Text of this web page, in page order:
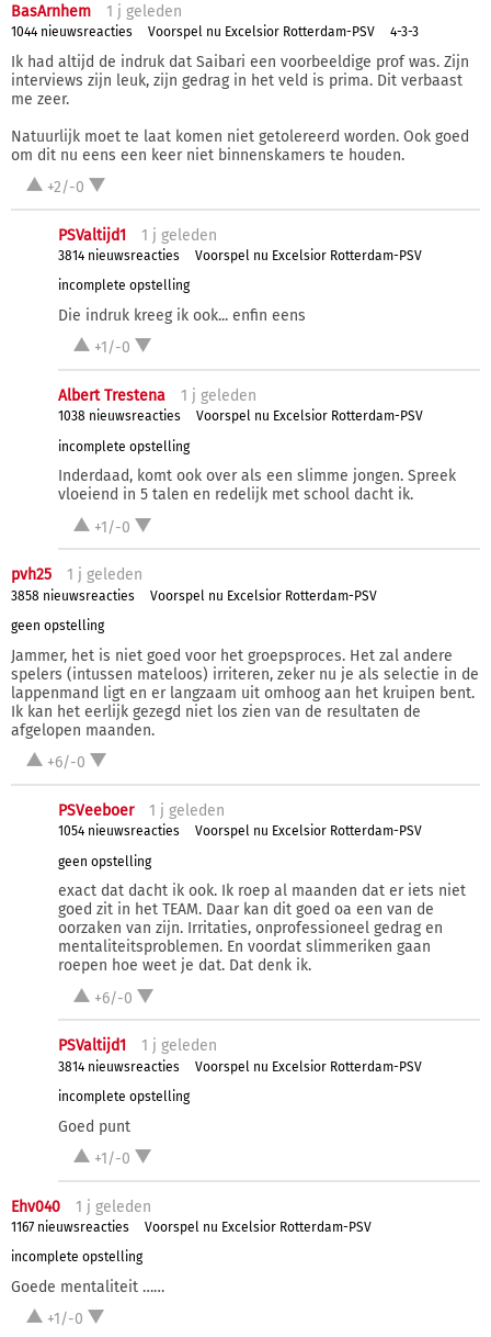
BasArnhem 1 j geleden
1044 nieuwsreacties Voorspel nu Excelsior Rotterdam-PSV 4-3-3
Ik had altijd de indruk dat Saibari een voorbeeldige prof was. Zijn
interviews zijn leuk, zijn gedrag in het veld is prima. Dit verbaast
me zeer.
Natuurlijk moet te laat komen niet getolereerd worden. Ook goed
om dit nu eens een keer niet binnenskamers te houden.
+2/-0
PSValtijd1 1 j geleden
3814 nieuwsreacties
Voorspel nu Excelsior Rotterdam-PSV
incomplete opstelling
Die indruk kreeg ik ook... enfin eens
+1/-0
Albert Trestena 1 j geleden
1038 nieuwsreacties
Voorspel nu Excelsior Rotterdam-PSV
incomplete opstelling
Inderdaad, komt ook over als een slimme jongen. Spreek
vloeiend in 5 talen en redelijk met school dacht ik.
+1/-0
pvh25 1 j geleden
3858 nieuwsreacties
Voorspel nu Excelsior Rotterdam-PSV
geen opstelling
Jammer, het is niet goed voor het groepsproces. Het zal andere
spelers (intussen mateloos) irriteren, zeker nu je als selectie in de
lappenmand ligt en er langzaam uit omhoog aan het kruipen bent.
Ik kan het eerlijk gezegd niet los zien van de resultaten de
afgelopen maanden.
+6/-0
PSVeeboer 1 j geleden
1054 nieuwsreacties
Voorspel nu Excelsior Rotterdam-PSV
geen opstelling
exact dat dacht ik ook. Ik roep al maanden dat er iets niet
goed zit in het TEAM. Daar kan dit goed oa een van de
oorzaken van zijn. Irritaties, onprofessioneel gedrag en
mentaliteitsproblemen. En voordat slimmeriken gaan
roepen hoe weet je dat. Dat denk ik.
+6/-0
PSValtijd1 1 j geleden
3814 nieuwsreacties
Voorspel nu Excelsior Rotterdam-PSV
incomplete opstelling
Goed punt
+1/-0
Ehv040 1 j geleden
1167 nieuwsreacties
Voorspel nu Excelsior Rotterdam-PSV
incomplete opstelling
Goede mentaliteit ……
+1/-0